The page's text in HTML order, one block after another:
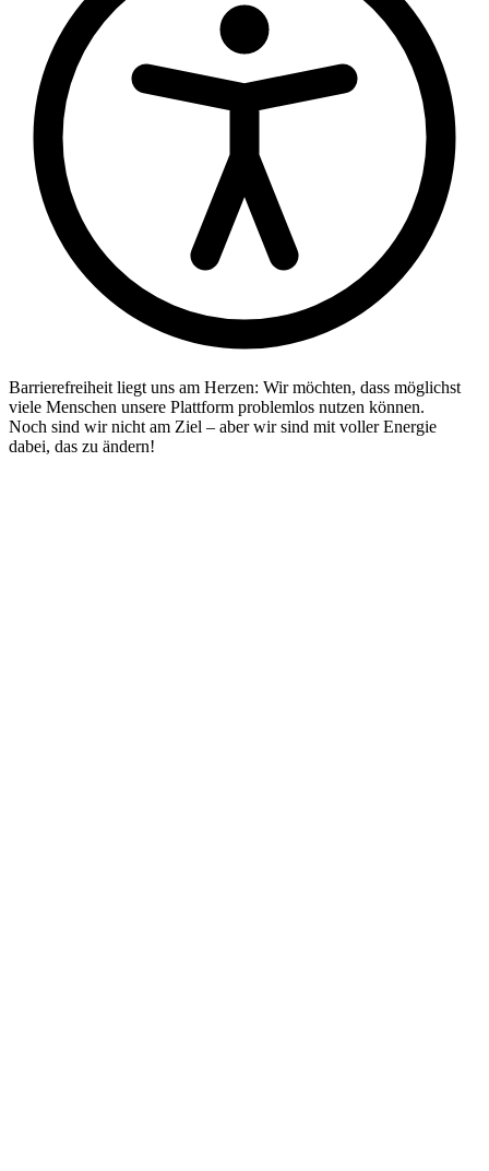
Barrierefreiheit liegt uns am Herzen: Wir möchten, dass möglichst
viele Menschen unsere Plattform problemlos nutzen können.
Noch sind wir nicht am Ziel – aber wir sind mit voller Energie
dabei, das zu ändern!